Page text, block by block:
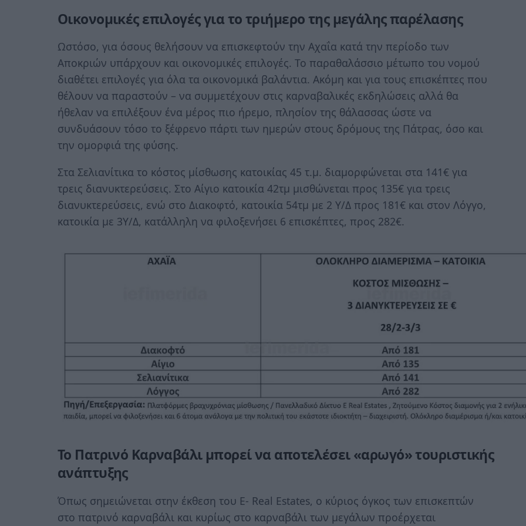
Οικονομικές επιλογές για το τριήμερο της μεγάλης παρέλασης
Ωστόσο, για όσους θελήσουν να επισκεφτούν την Αχαΐα κατά την περίοδο των
Αποκριών υπάρχουν και οικονομικές επιλογές. Το παραθαλάσσιο μέτωπο του νομού
διαθέτει επιλογές για όλα τα οικονομικά βαλάντια. Ακόμη και για τους επισκέπτες που
θέλουν να παραστούν – να συμμετέχουν στις καρναβαλικές εκδηλώσεις αλλά θα
ήθελαν να επιλέξουν ένα μέρος πιο ήρεμο, πλησίον της θάλασσας ώστε να
συνδυάσουν τόσο το ξέφρενο πάρτι των ημερών στους δρόμους της Πάτρας, όσο και
την ομορφιά της φύσης.
Στα Σελιανίτικα το κόστος μίσθωσης κατοικίας 45 τ.μ. διαμορφώνεται στα 141€ για
τρεις διανυκτερεύσεις. Στο Αίγιο κατοικία 42τμ μισθώνεται προς 135€ για τρεις
διανυκτερεύσεις, ενώ στο Διακοφτό, κατοικία 54τμ με 2 Υ/Δ προς 181€ και στον Λόγγο,
κατοικία με 3Υ/Δ, κατάλληλη να φιλοξενήσει 6 επισκέπτες, προς 282€.
Το Πατρινό Καρναβάλι μπορεί να αποτελέσει «αρωγό» τουριστικής
ανάπτυξης
Όπως σημειώνεται στην έκθεση του E- Real Estates, ο κύριος όγκος των επισκεπτών
στο πατρινό καρναβάλι και κυρίως στο καρναβάλι των μεγάλων προέρχεται